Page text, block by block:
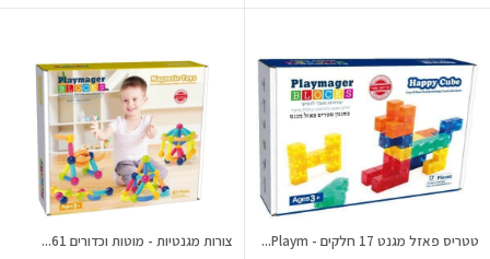
טטריס פאזל מגנט 17 חלקים - Playm... צורות מגנטיות - מוטות וכדורים 61...